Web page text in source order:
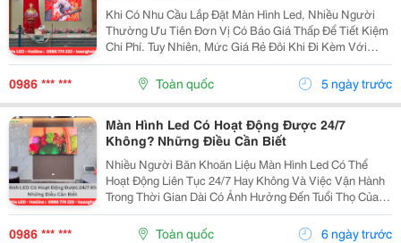
Khi Có Nhu Cầu Lắp Đặt Màn Hình Led, Nhiều Người
Thường Ưu Tiên Đơn Vị Có Báo Giá Thấp Để Tiết Kiệm
Chi Phí. Tuy Nhiên, Mức Giá Rẻ Đôi Khi Đi Kèm Với
Những Rủi Ro Như Sử Dụng Linh Kiện Kém Chất
Lượng, Quy Trình Thi Công Thiếu Chuyên Nghiệp, Hình
0986 *** *** Toàn quốc 5 ngày trước
Màn Hình Led Có Hoạt Động Được 24/7
Không? Những Điều Cần Biết
Nhiều Người Băn Khoăn Liệu Màn Hình Led Có Thể
Hoạt Động Liên Tục 24/7 Hay Không Và Việc Vận Hành
Trong Thời Gian Dài Có Ảnh Hưởng Đến Tuổi Thọ Của
Thiết Bị. Thực Tế, Các Dòng Màn Hình Led Chất Lượng
Cao Được Thiết Kế Để Hoạt Động Ổn Định Trong Thời...
0986 *** *** Toàn quốc 6 ngày trước